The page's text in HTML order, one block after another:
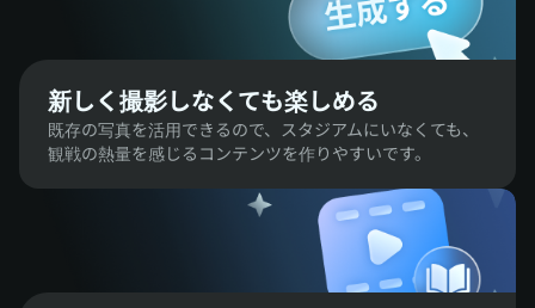
新しく撮影しなくても楽しめる
既存の写真を活用できるので、スタジアムにいなくても、
観戦の熱量を感じるコンテンツを作りやすいです。